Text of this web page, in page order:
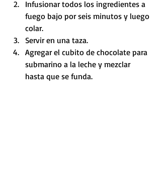
Infusionar todos los ingredientes a
fuego bajo por seis minutos y luego
colar.
Servir en una taza.
Agregar el cubito de chocolate para
submarino a la leche y mezclar
hasta que se funda.